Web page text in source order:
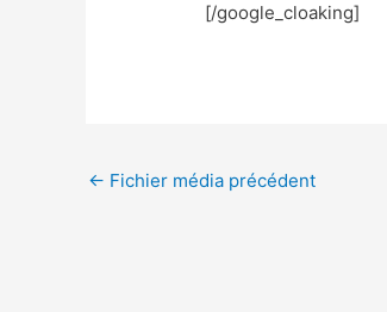
[/google_cloaking]
← Fichier média précédent